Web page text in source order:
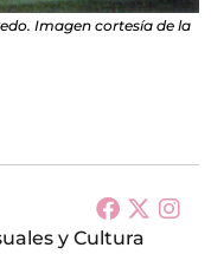
Imagen cortesía de la
y Cultura